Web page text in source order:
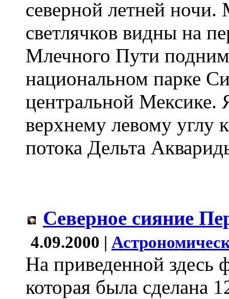
северной летней
светлячков видны на
Млечного Пути
национальном парке
центральной Мексике.
верхнему левому углу
потока Дельта
Северное сияние
4.09.2000 |
На приведенной здесь
которая была сделана